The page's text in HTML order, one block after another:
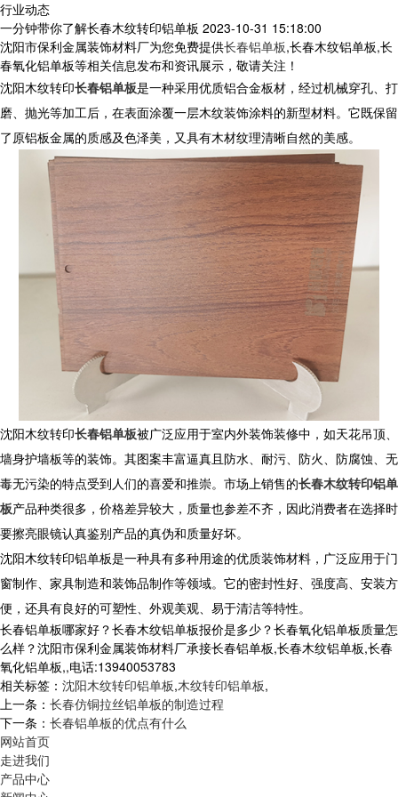
行业动态
一分钟带你了解长春木纹转印铝单板 2023-10-31 15:18:00
沈阳市保利金属装饰材料厂为您免费提供长春铝单板,长春木纹铝单板,长
春氧化铝单板等相关信息发布和资讯展示，敬请关注！
沈阳木纹转印长春铝单板是一种采用优质铝合金板材，经过机械穿孔、打
磨、抛光等加工后，在表面涂覆一层木纹装饰涂料的新型材料。它既保留
了原铝板金属的质感及色泽美，又具有木材纹理清晰自然的美感。
沈阳木纹转印长春铝单板被广泛应用于室内外装饰装修中，如天花吊顶、
墙身护墙板等的装饰。其图案丰富逼真且防水、耐污、防火、防腐蚀、无
毒无污染的特点受到人们的喜爱和推崇。市场上销售的长春木纹转印铝单
板产品种类很多，价格差异较大，质量也参差不齐，因此消费者在选择时
要擦亮眼镜认真鉴别产品的真伪和质量好坏。
沈阳木纹转印铝单板是一种具有多种用途的优质装饰材料，广泛应用于门
窗制作、家具制造和装饰品制作等领域。它的密封性好、强度高、安装方
便，还具有良好的可塑性、外观美观、易于清洁等特性。
长春铝单板哪家好？长春木纹铝单板报价是多少？长春氧化铝单板质量怎
么样？沈阳市保利金属装饰材料厂承接长春铝单板,长春木纹铝单板,长春
氧化铝单板,,电话:13940053783
相关标签： 沈阳木纹转印铝单板,木纹转印铝单板,
上一条： 长春仿铜拉丝铝单板的制造过程
下一条： 长春铝单板的优点有什么
网站首页
走进我们
产品中心